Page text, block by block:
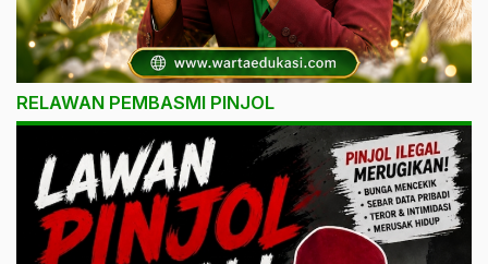
RELAWAN PEMBASMI PINJOL